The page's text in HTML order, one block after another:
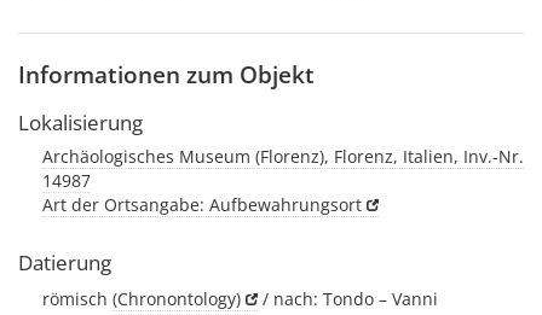
Informationen zum Objekt
Lokalisierung
Archäologisches Museum (Florenz), Florenz, Italien, Inv.-Nr.
14987
Art der Ortsangabe: Aufbewahrungsort
Datierung
römisch (Chronontology)
/ nach: Tondo – Vanni